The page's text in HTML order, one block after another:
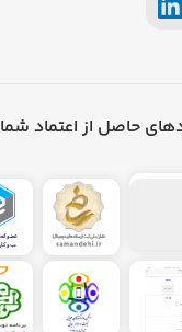
حاصل از اعتماد شما